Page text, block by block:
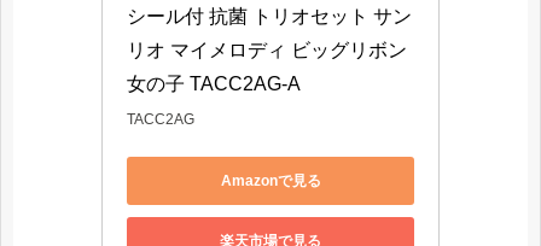
シール付 抗菌 トリオセット サン
リオ マイメロディ ビッグリボン
女の子 TACC2AG-A
TACC2AG
Amazonで見る
楽天市場で見る